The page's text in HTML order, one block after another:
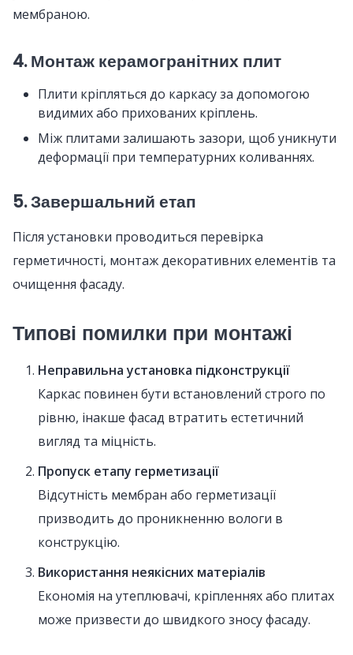
мембраною.
4. Монтаж керамогранітних плит
Плити кріпляться до каркасу за допомогою
видимих або прихованих кріплень.
Між плитами залишають зазори, щоб уникнути
деформації при температурних коливаннях.
5. Завершальний етап
Після установки проводиться перевірка
герметичності, монтаж декоративних елементів та
очищення фасаду.
Типові помилки при монтажі
Неправильна установка підконструкції
Каркас повинен бути встановлений строго по
рівню, інакше фасад втратить естетичний
вигляд та міцність.
Пропуск етапу герметизації
Відсутність мембран або герметизації
призводить до проникненню вологи в
конструкцію.
Використання неякісних матеріалів
Економія на утеплювачі, кріпленнях або плитах
може призвести до швидкого зносу фасаду.